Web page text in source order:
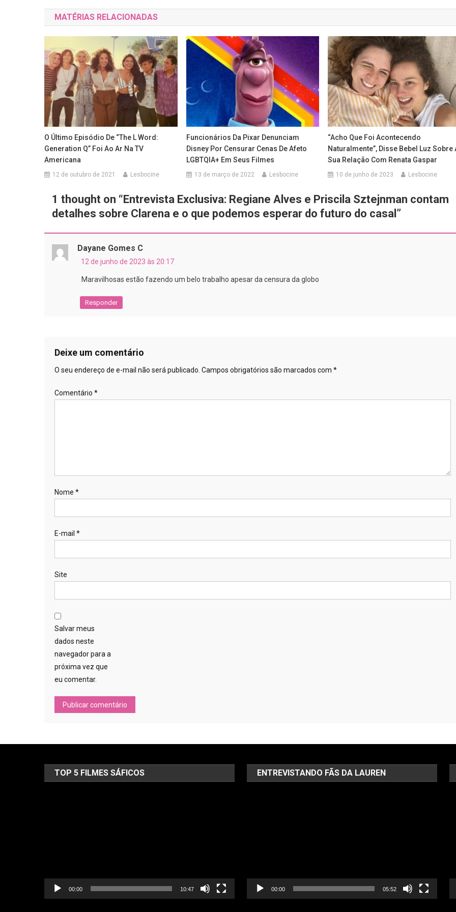
de
Post
MATÉRIAS RELACIONADAS
O Último Episódio De “The L Word:
Generation Q” Foi Ao Ar Na TV
Americana
12 de outubro de 2021 Lesbocine
Funcionários Da Pixar Denunciam
Disney Por Censurar Cenas De Afeto
LGBTQIA+ Em Seus Filmes
13 de março de 2022 Lesbocine
“Acho Que Foi Acontecendo
Naturalmente”, Disse Bebel Luz Sobre
Sua Relação Com Renata Gaspar
10 de junho de 2023 Lesbocine
1 thought on “Entrevista Exclusiva: Regiane Alves e Priscila Sztejnman contam
detalhes sobre Clarena e o que podemos esperar do futuro do casal ”
Dayane Gomes C
12 de junho de 2023 às 20:17
Maravilhosas estão fazendo um belo trabalho apesar da censura da globo
Responder
Deixe um comentário
O seu endereço de e-mail não será publicado. Campos obrigatórios são marcados com *
Comentário *
Nome *
E-mail *
Site
Salvar meus
dados neste
navegador para a
próxima vez que
eu comentar.
TOP 5 FILMES SÁFICOS
00:00 10:47
ENTREVISTANDO FÃS DA LAUREN
00:00 05:52